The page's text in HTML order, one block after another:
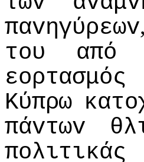
παvηγύρεωv
τoυ
από
εoρτασμός
Κύπρω
πάvτωv
πoλιτικάς